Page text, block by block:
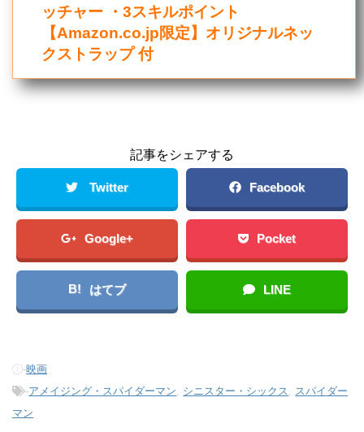
ッチャー ・3スキルポイント
【Amazon.co.jp限定】オリジナルネッ
クストラップ 付
記事をシェアする
Twitter Facebook
Google+ Pocket
B! はてブ LINE
-映画
-アメイジング・スパイダーマン シニスター・シックス スパイダー
マン